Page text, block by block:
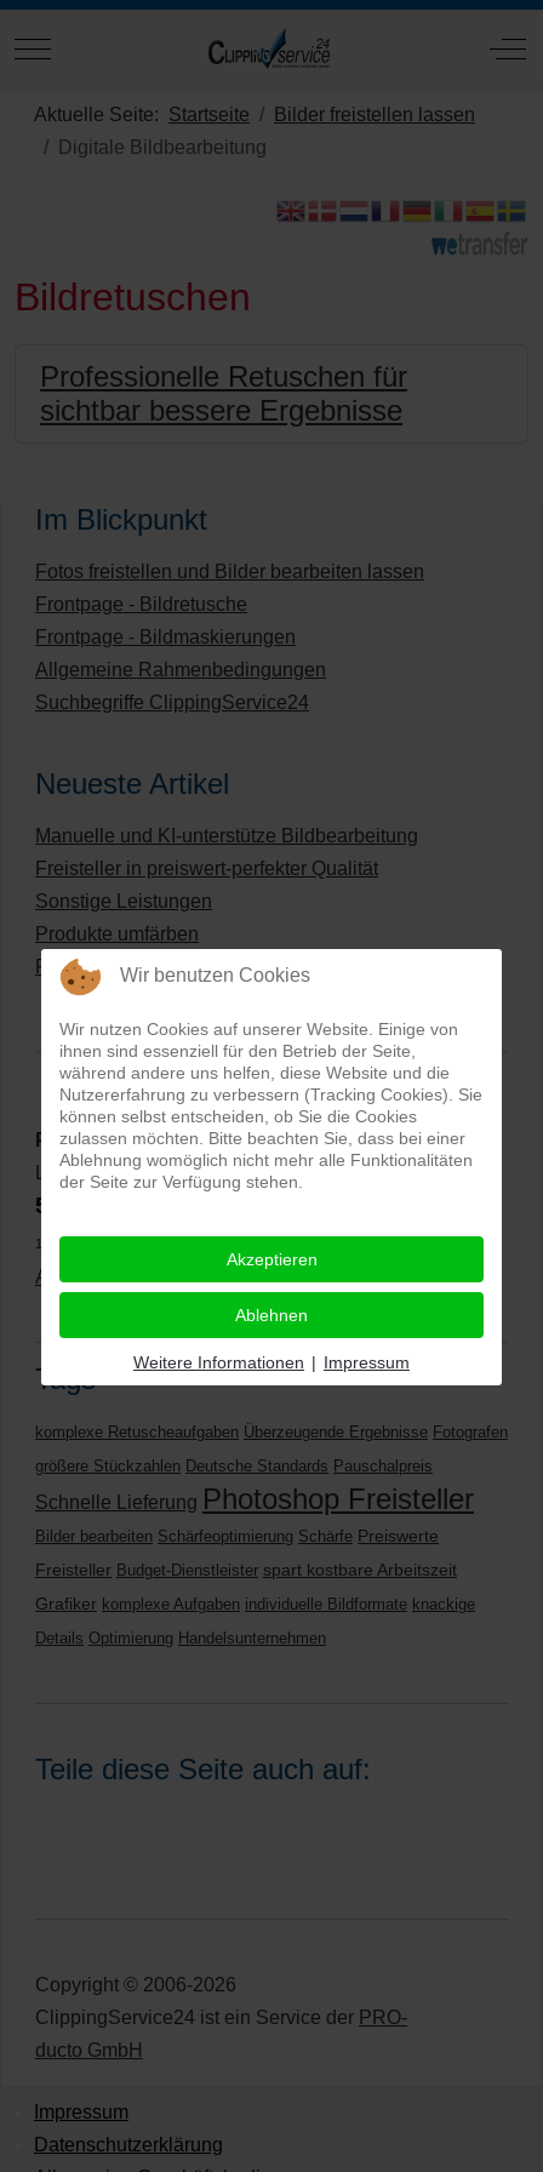
Mobile Menu Toggle Off-
Aktuelle Seite: Startseite
Bilder freistellen lassen
Digitale Bildbearbeitung
Bildretuschen
Professionelle Retuschen für
sichtbar bessere Ergebnisse
Im Blickpunkt
Fotos freistellen und Bilder bearbeiten lassen
Frontpage - Bildretusche
Frontpage - Bildmaskierungen
Allgemeine Rahmenbedingungen
Suchbegriffe ClippingService24
Neueste Artikel
Manuelle und KI-unterstütze Bildbearbeitung
Freisteller in preiswert-perfekter Qualität
Sonstige Leistungen
Produkte umfärben
Preisliste für digitale Bildbearbeitung
PRO-ducto GmbH, Fotografie und Bildbearbeitung in
Lichtenau
5,0
11.01.2026)
Alle Rezensionen ansehen
Tags
komplexe Retuscheaufgaben Überzeugende Ergebnisse Fotografen
größere Stückzahlen Deutsche Standards Pauschalpreis
Schnelle Lieferung Photoshop Freisteller
Bilder bearbeiten Schärfeoptimierung Schärfe Preiswerte
Freisteller Budget-Dienstleister spart kostbare Arbeitszeit
Grafiker komplexe Aufgaben individuelle Bildformate knackige
Details Optimierung Handelsunternehmen
Teile diese Seite auch auf:
Copyright © 2006-2026
ClippingService24 ist ein Service der PRO-
ducto GmbH
Impressum
Datenschutzerklärung
Wir benutzen Cookies
Wir nutzen Cookies auf unserer Website. Einige von
ihnen sind essenziell für den Betrieb der Seite,
während andere uns helfen, diese Website und die
Nutzererfahrung zu verbessern (Tracking Cookies). Sie
können selbst entscheiden, ob Sie die Cookies
zulassen möchten. Bitte beachten Sie, dass bei einer
Ablehnung womöglich nicht mehr alle Funktionalitäten
der Seite zur Verfügung stehen.
Akzeptieren
Ablehnen
Weitere Informationen | Impressum